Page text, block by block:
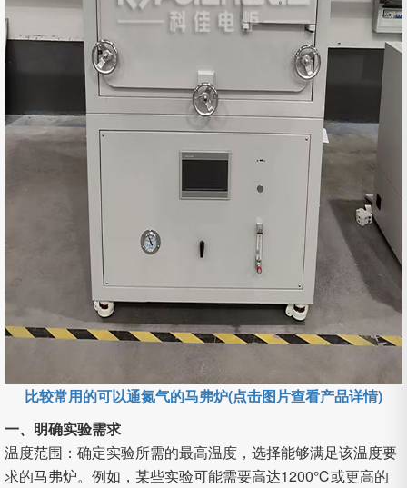
比较常用的可以通氮气的马弗炉(点击图片查看产品详情)
一、明确实验需求
温度范围：确定实验所需的最高温度，选择能够满足该温度要
求的马弗炉。例如，某些实验可能需要高达1200℃或更高的